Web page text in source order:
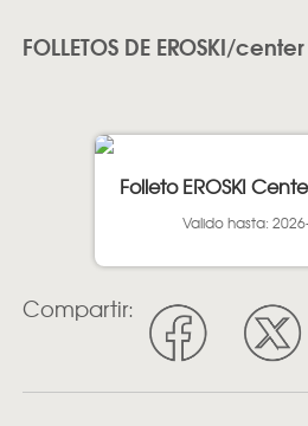
FOLLETOS DE EROSKI/center
Folleto EROSKI
Valido hasta:
Compartir: